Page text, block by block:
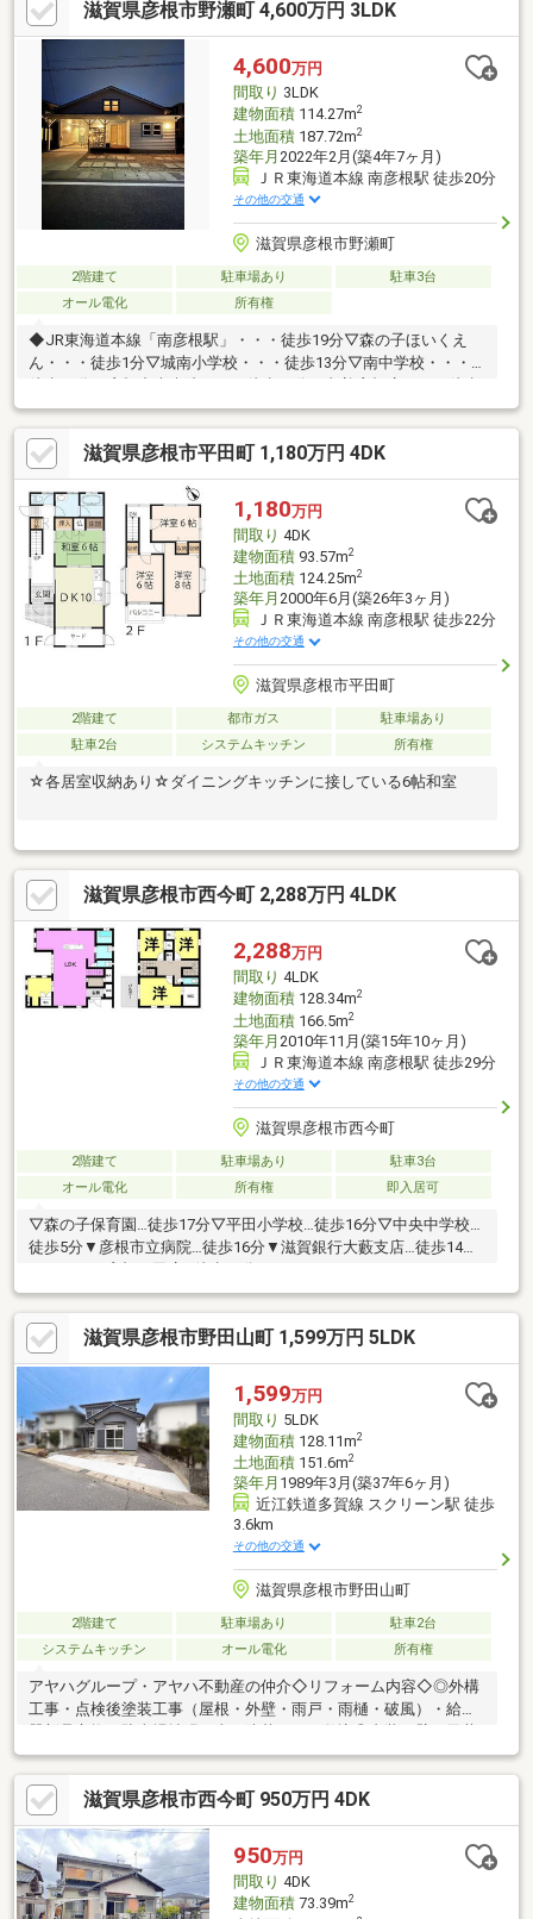
園スペースもあり、貸しスペースはご自身で多用途に活用も可
能！楽しみ方盛りだくさん♪お気軽にお問い合わせください
滋賀県彦根市野瀬町 4,600万円 3LDK
4,600万円
間取り 3LDK
建物面積114.27m2
土地面積187.72m2
築年月 2022年2月(築4年7ヶ月)
ＪＲ東海道本線 南彦根駅 徒歩20分
その他の交通
滋賀県彦根市野瀬町
2階建て 駐車場あり
駐車3台
オール電化
所有権
◆JR東海道本線「南彦根駅」・・・徒歩19分▽森の子ほいくえ
ん・・・徒歩1分▽城南小学校・・・徒歩13分▽南中学校・・・
16分■匠工房水口店■どんな些細なご相談でも専門のスタッフが親
身になってお受けいします。皆様からのご連絡・ご相談心よりお
待ちしております。相続相談・不動産売買相談・建替相談、さま
ざまなお悩みを持っている方、是非お気軽にお問い合わせくださ
い！
滋賀県彦根市平田町 1,180万円 4DK
1,180万円
間取り 4DK
建物面積93.57m2
土地面積124.25m2
築年月 2000年6月(築26年3ヶ月)
ＪＲ東海道本線 南彦根駅 徒歩22分
その他の交通
滋賀県彦根市平田町
2階建て 都市ガス
駐車場あり
駐車2台
システムキッチン 所有権
☆各居室収納あり☆ダイニングキッチンに接している6帖和室
滋賀県彦根市西今町 2,288万円 4LDK
2,288万円
間取り 4LDK
建物面積128.34m2
土地面積166.5m2
築年月 2010年11月(築15年10ヶ月)
ＪＲ東海道本線 南彦根駅 徒歩29分
その他の交通
滋賀県彦根市西今町
2階建て 駐車場あり
駐車3台
オール電化
所有権 即入居可
▽森の子保育園…徒歩17分▽平田小学校…徒歩16分▽中央中学校…
徒歩5分▼彦根市立病院…徒歩16分▼滋賀銀行大藪支店…徒歩14分
滋賀県彦根市野田山町 1,599万円 5LDK
1,599万円
間取り 5LDK
建物面積128.11m2
土地面積151.6m2
築年月 1989年3月(築37年6ヶ月)
近江鉄道多賀線 スクリーン駅 徒歩
3.6km
その他の交通
滋賀県彦根市野田山町
2階建て 駐車場あり
駐車2台
システムキッチン
オール電化 所有権
アヤハグループ・アヤハ不動産の仲介◇リフォーム内容◇◎外構
工事・点検後塗装工事（屋根・外壁・雨戸・雨樋・破風）・給湯
クロス貼替/・1階床フロアタイル仕上げ・2階床フロアタイル仕上
げ/・洗面化粧台 新品交換・トイレ新品交換/照明器具 全交
換・畳表替え/ハウスクリーニング・キッチン、ユニットバス、ト
イレ、建具類、シューズBOX、給湯リモコン、新品交換・ハウス
クリーニニング/シロアリ防蟻工事（5年保証付き） 等
滋賀県彦根市西今町 950万円 4DK
950万円
間取り 4DK
建物面積73.39m2